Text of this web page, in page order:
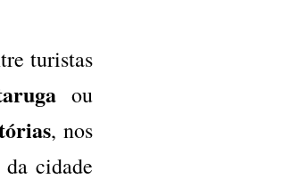
turistas
ou
, nos
da cidade